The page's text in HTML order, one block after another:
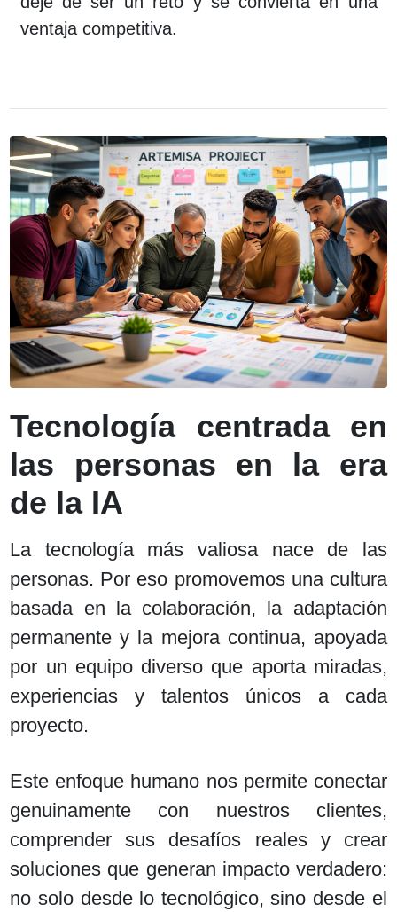
ventaja competitiva.
Tecnología centrada en
las personas en la era
de la IA
La tecnología más valiosa nace de las
personas. Por eso promovemos una cultura
basada en la colaboración, la adaptación
permanente y la mejora continua, apoyada
por un equipo diverso que aporta miradas,
experiencias y talentos únicos a cada
proyecto.
Este enfoque humano nos permite conectar
genuinamente con nuestros clientes,
comprender sus desafíos reales y crear
soluciones que generan impacto verdadero:
no solo desde lo tecnológico, sino desde el